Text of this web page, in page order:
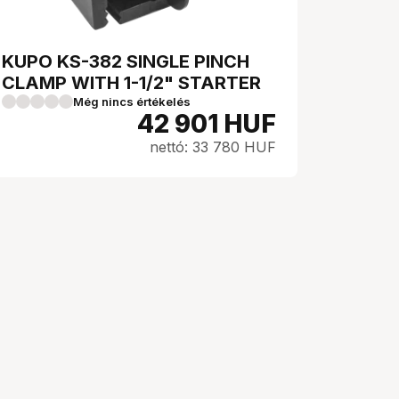
KUPO KS-382 SINGLE PINCH
CLAMP WITH 1-1/2" STARTER
Még nincs értékelés
42 901 HUF
nettó: 33 780 HUF